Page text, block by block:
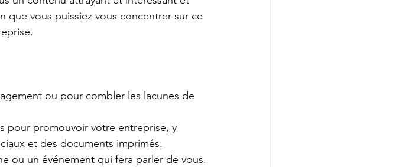
vous puissiez vous concentrer sur ce
ou pour combler les lacunes de
pour promouvoir votre entreprise, y
et des documents imprimés.
ou un événement qui fera parler de vous.